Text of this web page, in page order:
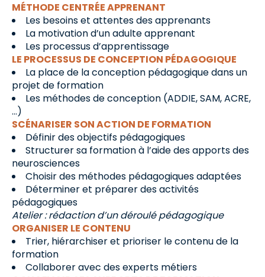
MÉTHODE CENTRÉE APPRENANT
Les besoins et attentes des apprenants
La motivation d’un adulte apprenant
Les processus d’apprentissage
LE PROCESSUS DE CONCEPTION PÉDAGOGIQUE
La place de la conception pédagogique dans un
projet de formation
Les méthodes de conception (ADDIE, SAM, ACRE,
…)
SCÉNARISER SON ACTION DE FORMATION
Définir des objectifs pédagogiques
Structurer sa formation à l’aide des apports des
neurosciences
Choisir des méthodes pédagogiques adaptées
Déterminer et préparer des activités
pédagogiques
Atelier : rédaction d’un déroulé pédagogique
ORGANISER LE CONTENU
Trier, hiérarchiser et prioriser le contenu de la
formation
Collaborer avec des experts métiers